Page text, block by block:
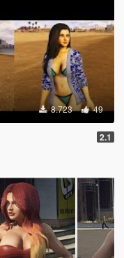
8.723 49
2.1